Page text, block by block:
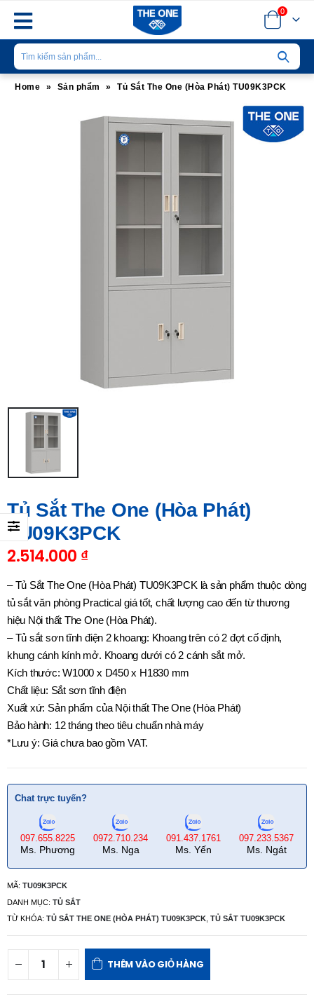
0
Home » Sản phẩm » Tủ Sắt The One (Hòa Phát) TU09K3PCK
Tủ Sắt The One (Hòa Phát)
TU09K3PCK
2.514.000 ₫
– Tủ Sắt The One (Hòa Phát) TU09K3PCK là sản phẩm thuộc dòng
tủ sắt văn phòng Practical giá tốt, chất lượng cao đến từ thương
hiệu Nội thất The One (Hòa Phát).
– Tủ sắt sơn tĩnh điện 2 khoang: Khoang trên có 2 đợt cố định,
khung cánh kính mở. Khoang dưới có 2 cánh sắt mở.
Kích thước: W1000 x D450 x H1830 mm
Chất liệu: Sắt sơn tĩnh điện
Xuất xứ: Sản phẩm của Nội thất The One (Hòa Phát)
Bảo hành: 12 tháng theo tiêu chuẩn nhà máy
*Lưu ý: Giá chưa bao gồm VAT.
Chat trực tuyến?
097.655.8225
Ms. Phương
0972.710.234
Ms. Nga
091.437.1761
Ms. Yến
097.233.5367
Ms. Ngát
MÃ: TU09K3PCK
DANH MỤC: TỦ SẮT
TỪ KHÓA: TỦ SẮT THE ONE (HÒA PHÁT) TU09K3PCK TỦ SẮT TU09K3PCK
THÊM VÀO GIỎ HÀNG